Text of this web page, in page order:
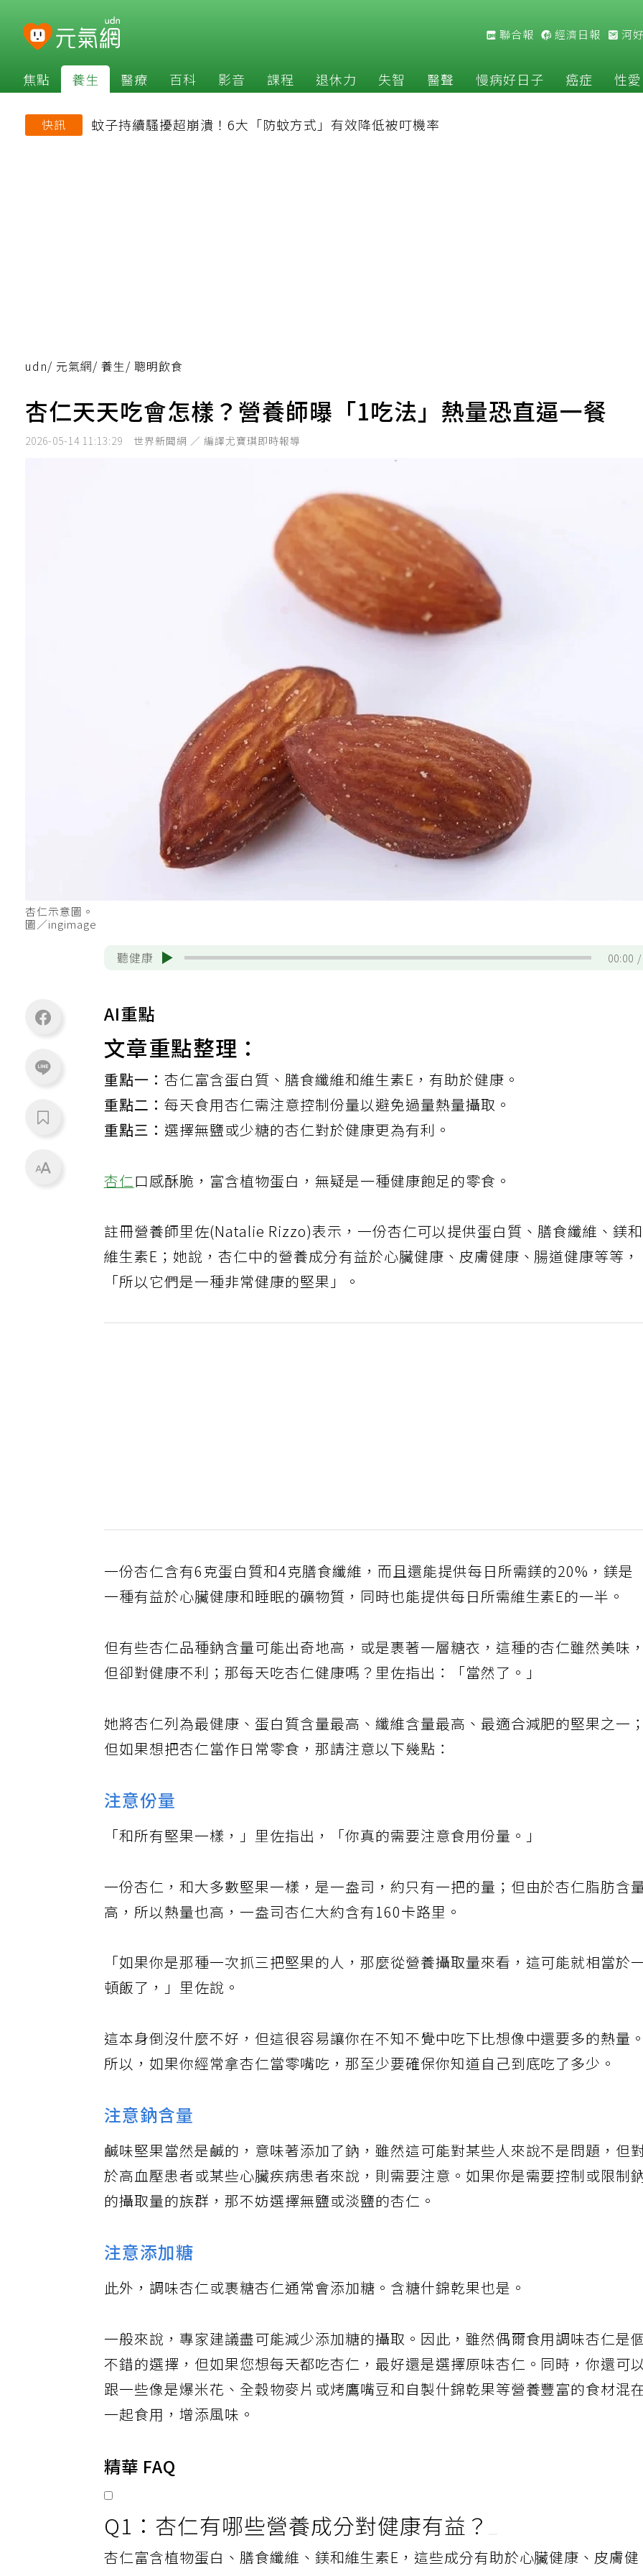
聯合報 經濟日報 河
焦點 養生 醫療 百科 影音 課程 退休力 失智 醫聲 慢病好日子 癌症 性愛
快訊 蚊子持續騷擾超崩潰！6大「防蚊方式」有效降低被叮機率
udn/ 元氣網/ 養生/ 聰明飲食
杏仁天天吃會怎樣？營養師曝「1吃法」熱量恐直逼一餐
2026-05-14 11:13:29 世界新聞網 ／ 編譯尤寶琪即時報導
杏仁示意圖。
圖／ingimage
聽健康 00:00
AI重點
文章重點整理：
重點一：杏仁富含蛋白質、膳食纖維和維生素E，有助於健康。
重點二：每天食用杏仁需注意控制份量以避免過量熱量攝取。
重點三： 選擇無鹽或少糖的杏仁對於健康更為有利。
杏仁口感酥脆，富含植物蛋白，無疑是一種健康飽足的零食。
註冊營養師里佐(Natalie Rizzo)表示，一份杏仁可以提供蛋白質、膳食纖維、鎂和
維生素E；她說，杏仁中的營養成分有益於心臟健康、皮膚健康、腸道健康等等，
「所以它們是一種非常健康的堅果」。
一份杏仁含有6克蛋白質和4克膳食纖維，而且還能提供每日所需鎂的20%，鎂是
一種有益於心臟健康和睡眠的礦物質，同時也能提供每日所需維生素E的一半。
但有些杏仁品種鈉含量可能出奇地高，或是裹著一層糖衣，這種的杏仁雖然美味，
但卻對健康不利；那每天吃杏仁健康嗎？里佐指出：「當然了。」
她將杏仁列為最健康、蛋白質含量最高、纖維含量最高、最適合減肥的堅果之一；
但如果想把杏仁當作日常零食，那請注意以下幾點：
注意份量
「和所有堅果一樣，」里佐指出，「你真的需要注意食用份量。」
一份杏仁，和大多數堅果一樣，是一盎司，約只有一把的量；但由於杏仁脂肪含
高，所以熱量也高，一盎司杏仁大約含有160卡路里。
「如果你是那種一次抓三把堅果的人，那麼從營養攝取量來看，這可能就相當於一
頓飯了，」里佐說。
這本身倒沒什麼不好，但這很容易讓你在不知不覺中吃下比想像中還要多的熱量。
所以，如果你經常拿杏仁當零嘴吃，那至少要確保你知道自己到底吃了多少。
注意鈉含量
鹹味堅果當然是鹹的，意味著添加了鈉，雖然這可能對某些人來說不是問題，但對
於高血壓患者或某些心臟疾病患者來說，則需要注意。如果你是需要控制或限制
的攝取量的族群，那不妨選擇無鹽或淡鹽的杏仁。
注意添加糖
此外，調味杏仁或裹糖杏仁通常會添加糖。含糖什錦乾果也是。
一般來說，專家建議盡可能減少添加糖的攝取。因此，雖然偶爾食用調味杏仁是
不錯的選擇，但如果您想每天都吃杏仁，最好還是選擇原味杏仁。同時，你還可
跟一些像是爆米花、全穀物麥片或烤鷹嘴豆和自製什錦乾果等營養豐富的食材混
一起食用，增添風味。
精華 FAQ
Q1：杏仁有哪些營養成分對健康有益？
杏仁富含植物蛋白、膳食纖維、鎂和維生素E，這些成分有助於心臟健康、皮膚健